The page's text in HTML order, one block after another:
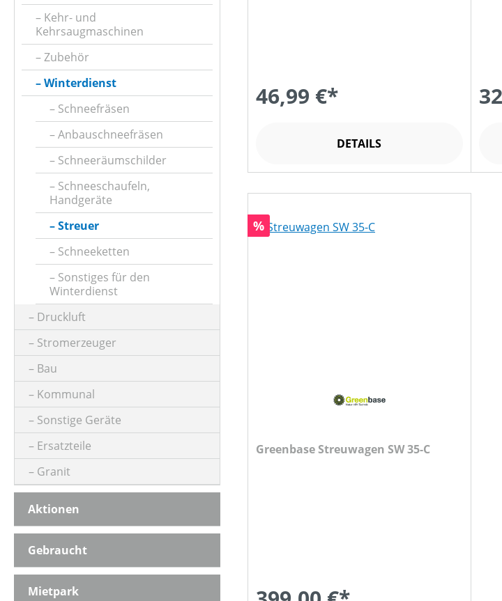
Kehr- und
Kehrsaugmaschinen
Zubehör
Winterdienst
Schneefräsen
Anbauschneefräsen
Schneeräumschilder
Schneeschaufeln,
Handgeräte
Streuer
Schneeketten
Sonstiges für den
Winterdienst
Druckluft
Stromerzeuger
Bau
Kommunal
Sonstige Geräte
Ersatzteile
Granit
Aktionen
Gebraucht
Mietpark
46,99 €*
DETAILS
Rabatt
%
Greenbase Streuwagen SW 35-C